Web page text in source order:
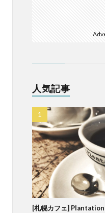
人気記事
[札幌カフェ]